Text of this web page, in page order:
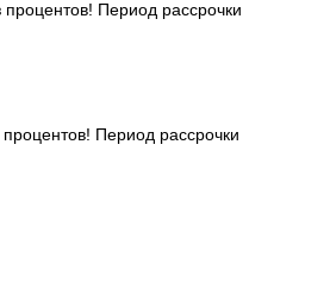
Период рассрочки
Период рассрочки